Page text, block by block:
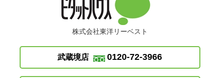
株式会社東洋リーベスト
武蔵境店 0120-72-3966